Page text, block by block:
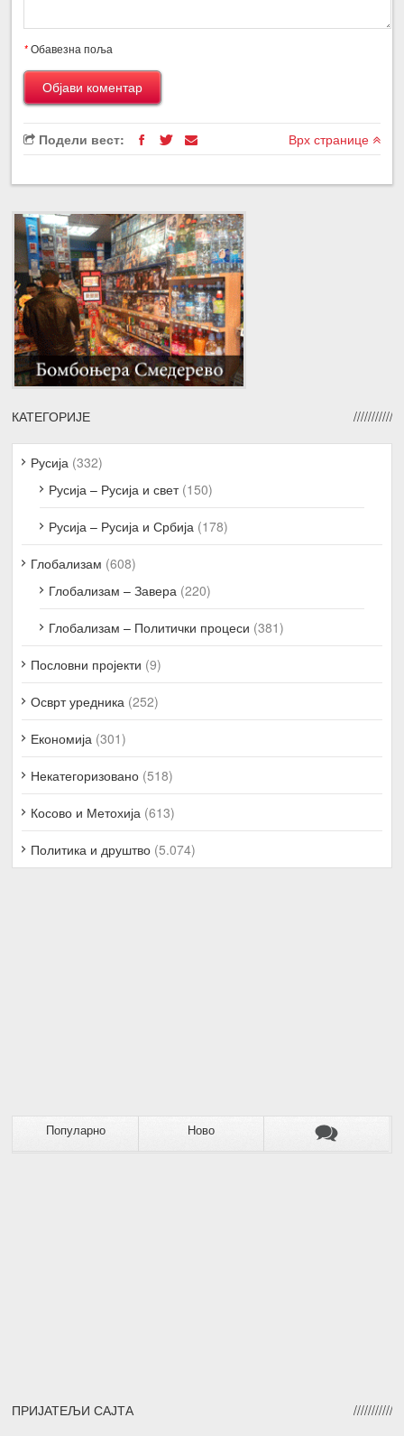
*Обавезна поља
Подели вест: Врх странице
КАТЕГОРИЈЕ
Русија (332)
Русија – Русија и свет(150)
Русија – Русија и Србија (178)
Глобализам (608)
Глобализам – Завера (220)
Глобализам – Политички процеси (381)
Пословни пројекти (9)
Осврт уредника (252)
Економија (301)
Некатегоризовано (518)
Косово и Метохија (613)
Политика и друштво (5.074)
Популарно Ново
ПРИЈАТЕЉИ САЈТА